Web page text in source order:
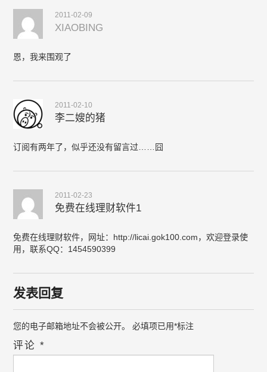
2011-02-09
XIAOBING
恩，我来围观了
2011-02-10
李二嫂的猪
订阅有两年了，似乎还没有留言过……囧
2011-02-23
免费在线理财软件1
免费在线理财软件，网址：http://licai.gok100.com，欢迎登录使
用，联系QQ：1454590399
发表回复
您的电子邮箱地址不会被公开。 必填项已用*标注
评论*